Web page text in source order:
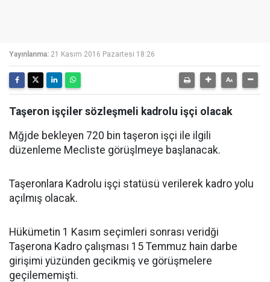
Yayınlanma: 21 Kasım 2016 Pazartesi 18:26
Taşeron işçiler sözleşmeli kadrolu işçi olacak
Mğjde bekleyen 720 bin taşeron işçi ile ilgili
düzenleme Mecliste görüşlmeye başlanacak.
Taşeronlara Kadrolu işçi statüsü verilerek kadro yolu
açılmış olacak.
Hükümetin 1 Kasım seçimleri sonrası veridği
Taşerona Kadro çalışması 15 Temmuz hain darbe
girişimi yüzünden gecikmiş ve görüşmelere
geçilememişti.